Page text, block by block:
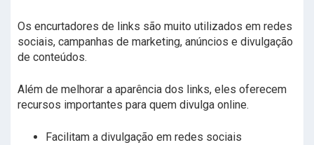
Os encurtadores de links são muito utilizados em redes
sociais, campanhas de marketing, anúncios e divulgação
de conteúdos.
Além de melhorar a aparência dos links, eles oferecem
recursos importantes para quem divulga online.
Facilitam a divulgação em redes sociais